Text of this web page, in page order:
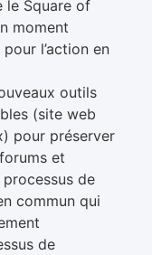
le Square of
moment
l’action en
outils
(site web
pour préserver
et
de
commun qui
de